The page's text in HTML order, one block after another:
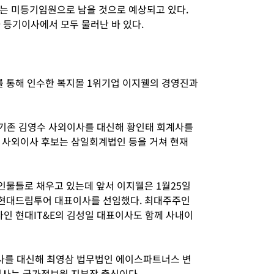
미등기임원으로 남을 것으로 예상되고 있다.
기이사에서 모두 물러난 바 있다.
해 인수한 복지몰 1위기업 이지웰의 경영진과
김영수 사외이사를 대신해 황인태 회계사를
외이사 후보는 삼일회계법인 등을 거쳐 현재
들로 채우고 있는데 앞서 이지웰은 1월25일
드림투어 대표이사를 선임했다. 최대주주인
현대IT&E의 김성일 대표이사도 함께 사내이
대신해 최영삼 법무법인 에이스파트너스 변